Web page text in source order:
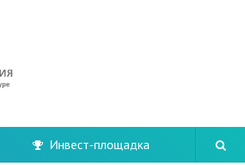
Инвест-площадка